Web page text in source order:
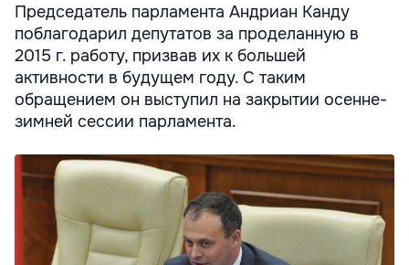
Председатель парламента Андриан Канду
поблагодарил депутатов за проделанную в
2015 г. работу, призвав их к большей
активности в будущем году. С таким
обращением он выступил на закрытии осенне-
зимней сессии парламента.